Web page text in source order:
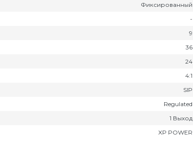
Фиксированный
-
9
36
24
4:1
SIP
Regulated
1 Выход
XP POWER